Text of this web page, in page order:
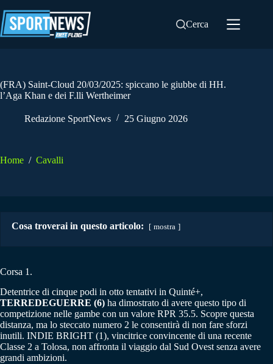
al
contenuto
Cerca
(FRA) Saint-Cloud 20/03/2025: spiccano le giubbe di HH.
l’Aga Khan e dei F.lli Wertheimer
Redazione SportNews 25 Giugno 2026
Home / Cavalli
Cosa troverai in questo articolo: mostra
Corsa 1.
Detentrice di cinque podi in otto tentativi in Quinté+,
TERREDEGUERRE (6) ha dimostrato di avere questo tipo di
competizione nelle gambe con un valore RPR 35.5. Scopre questa
distanza, ma lo steccato numero 2 le consentirà di non fare sforzi
inutili. INDIE BRIGHT (1), vincitrice convincente di una recente
Classe 2 a Tolosa, non affronta il viaggio dal Sud Ovest senza avere
grandi ambizioni.